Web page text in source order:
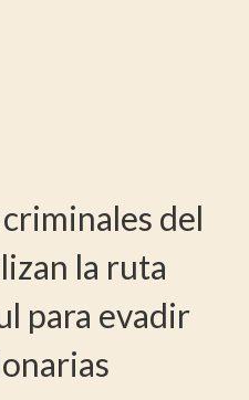
del
la ruta
para evadir